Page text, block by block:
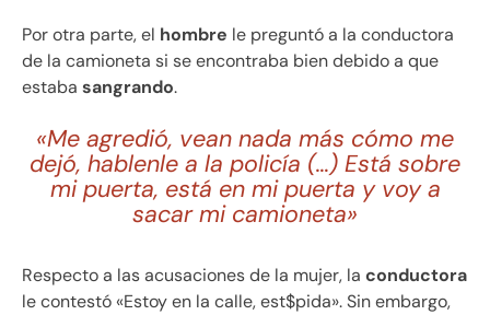
Por otra parte, el hombre le preguntó a la conductora
de la camioneta si se encontraba bien debido a que
estaba sangrando.
«Me agredió, vean nada más cómo me
dejó, hablenle a la policía (…) Está sobre
mi puerta, está en mi puerta y voy a
sacar mi camioneta»
Respecto a las acusaciones de la mujer, la conductora
le contestó «Estoy en la calle, est$pida». Sin embargo,